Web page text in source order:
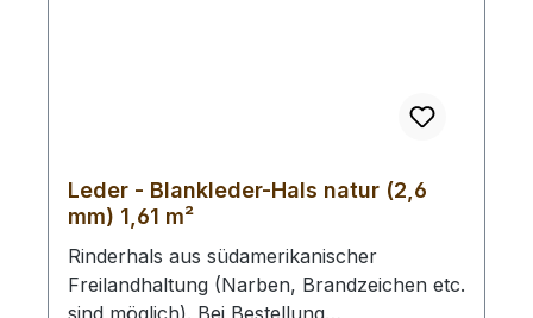
Leder - Blankleder-Hals natur (2,6
mm) 1,61 m²
Rinderhals aus südamerikanischer
Freilandhaltung (Narben, Brandzeichen etc.
sind möglich). Bei Bestellung